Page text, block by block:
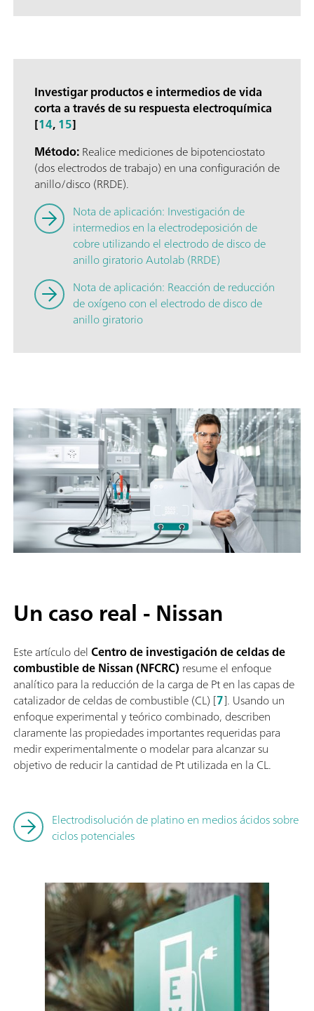
Investigar productos e intermedios de vida
corta a través de su respuesta electroquímica
[14,15]
Método:Realice mediciones de bipotenciostato
(dos electrodos de trabajo) en una configuración de
anillo/disco (RRDE).
Nota de aplicación: Investigación de
intermedios en la electrodeposición de
cobre utilizando el electrodo de disco de
anillo giratorio Autolab (RRDE)
Nota de aplicación: Reacción de reducción
de oxígeno con el electrodo de disco de
anillo giratorio
Un caso real - Nissan
Este artículo delCentro de investigación de celdas de
combustible de Nissan (NFCRC) resume el enfoque
analítico para la reducción de la carga de Pt en las capas de
catalizador de celdas de combustible (CL) [7]. Usando un
enfoque experimental y teórico combinado, describen
claramente las propiedades importantes requeridas para
medir experimentalmente o modelar para alcanzar su
objetivo de reducir la cantidad de Pt utilizada en la CL.
Electrodisolución de platino en medios ácidos sobre
ciclos potenciales